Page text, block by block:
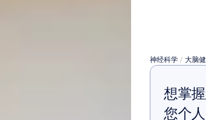
神经科学 / 大脑
想掌
您个